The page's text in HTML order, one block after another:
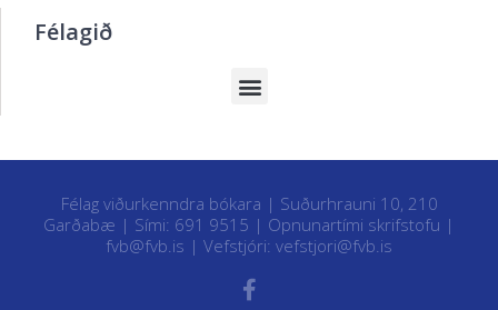
Félagið
Félag viðurkenndra bókara | Suðurhrauni 10, 210
Garðabæ | Sími: 691 9515 | Opnunartími skrifstofu |
fvb@fvb.is | Vefstjóri: vefstjori@fvb.is